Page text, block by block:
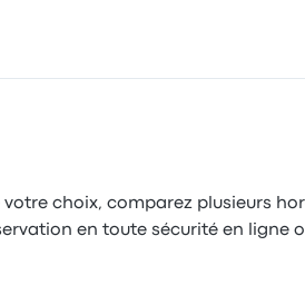
choix, comparez plusieurs
en toute sécurité en ligne